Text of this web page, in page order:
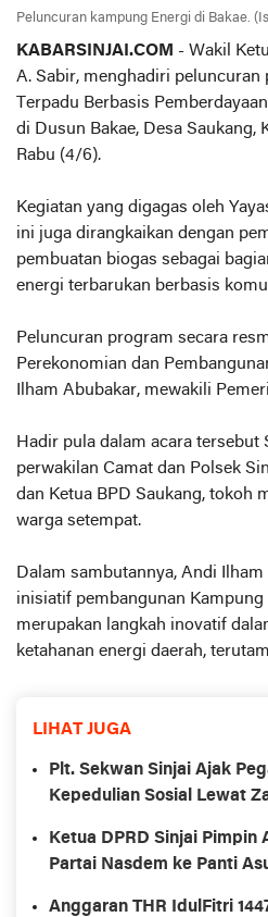
Peluncuran kampung Energi di Bakae.
KABARSINJAI.COM - Wakil
A. Sabir, menghadiri
Terpadu Berbasis
di Dusun Bakae, Desa Saukang,
Rabu (4/6).
Kegiatan yang digagas oleh
ini juga dirangkaikan dengan
pembuatan biogas sebagai
energi terbarukan berbasis
Peluncuran program secara
Perekonomian dan
Ilham Abubakar, mewakili
Hadir pula dalam acara tersebut
perwakilan Camat dan Polsek
dan Ketua BPD Saukang, tokoh
warga setempat.
Dalam sambutannya, Andi
inisiatif pembangunan
merupakan langkah inovatif
ketahanan energi daerah,
LIHAT JUGA
Plt. Sekwan Sinjai Ajak
Kepedulian Sosial Lewat
Ketua DPRD Sinjai Pimpin
Partai Nasdem ke Panti
Anggaran THR IdulFitri